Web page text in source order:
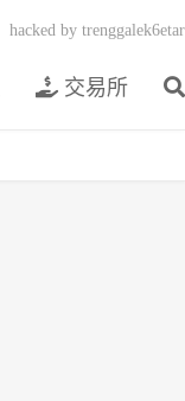
交易所
hacked by trenggalek6etar